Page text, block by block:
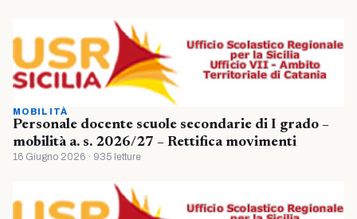
MOBILITÀ
Personale docente scuole secondarie di I grado –
mobilità a. s. 2026/27 – Rettifica movimenti
16 Giugno 2026 · 935 letture